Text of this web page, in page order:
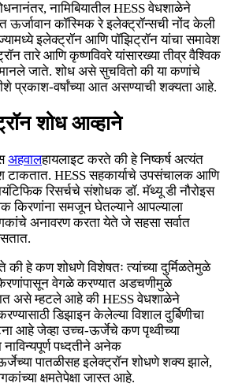
नामिबियातील HESS वेधशाळेने
ऊर्जावान कॉस्मिक रे इलेक्ट्रॉन्सची नोंद केली
इलेक्ट्रॉन आणि पॉझिट्रॉन यांचा समावेश
तारे आणि कृष्णविवरे यांसारख्या तीव्र वैश्विक
जाते. शोध असे सुचवितो की या कणांचे
प्रकाश-वर्षांच्या आत असण्याची शक्यता आहे.
शोध आव्हाने
अहवालहायलाइट करते की हे निष्कर्ष अत्यंत
टाकतात. HESS सहकार्याचे उपसंचालक आणि
रिसर्चचे संशोधक डॉ. मॅथ्यू डी नौरोइस
किरणांना समजून घेतल्याने आपल्याला
अनावरण करता येते जे सहसा सर्वात
हे कण शोधणे विशेषतः त्यांच्या दुर्मिळतेमुळे
वेगळे करण्यात अडचणीमुळे
असे म्हटले आहे की HESS वेधशाळेने
डिझाइन केलेल्या विशाल दुर्बिणीचा
आहे जेव्हा उच्च-ऊर्जेचे कण पृथ्वीच्या
पध्दतीने अनेक
पातळीसह इलेक्ट्रॉन शोधणे शक्य झाले,
क्षमतेपेक्षा जास्त आहे.